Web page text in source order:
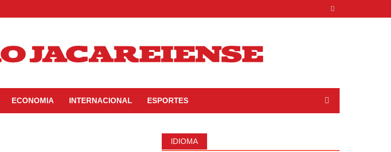
ECONOMIA INTERNACIONAL ESPORTES
IDIOMA